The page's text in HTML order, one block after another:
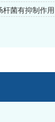
杆菌有抑制作用